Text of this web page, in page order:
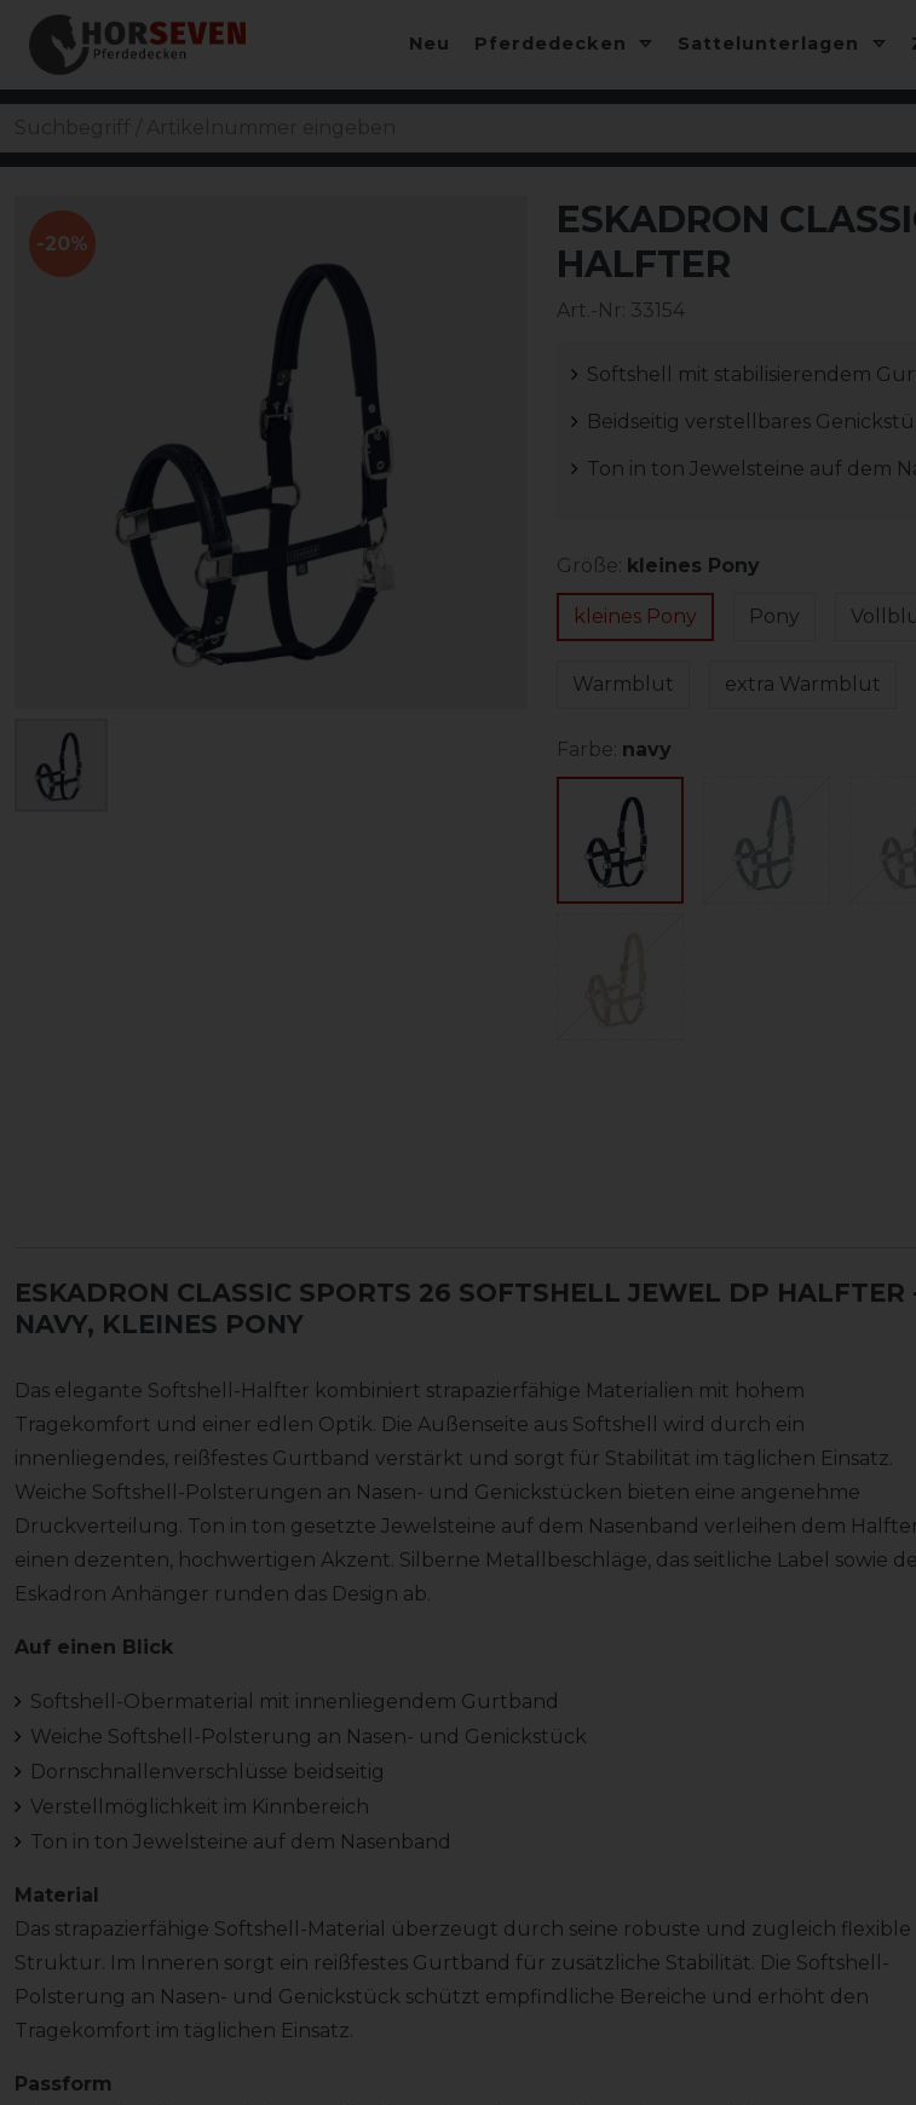
Neu Pferdedecken Sattelunterlagen
-20%
ESKADRON
HALFTER
Art.-Nr: 33154
Softshell mit stabilisierendem
Beidseitig verstellbares
Ton in ton Jewelsteine auf dem
Größe: kleines Pony
kleines Pony Pony
Warmblut extra Warmblut
Farbe: navy
ESKADRON CLASSIC SPORTS 26 SOFTSHELL JEWEL DP HALFTER
NAVY, KLEINES PONY
Das elegante Softshell-Halfter kombiniert strapazierfähige Materialien mit hohem
Tragekomfort und einer edlen Optik. Die Außenseite aus Softshell wird durch ein
innenliegendes, reißfestes Gurtband verstärkt und sorgt für Stabilität im täglichen Einsatz.
Weiche Softshell-Polsterungen an Nasen- und Genickstücken bieten eine angenehme
Druckverteilung. Ton in ton gesetzte Jewelsteine auf dem Nasenband verleihen dem
einen dezenten, hochwertigen Akzent. Silberne Metallbeschläge, das seitliche Label sowie
Eskadron Anhänger runden das Design ab.
Auf einen Blick
Softshell-Obermaterial mit innenliegendem Gurtband
Weiche Softshell-Polsterung an Nasen- und Genickstück
Dornschnallenverschlüsse beidseitig
Verstellmöglichkeit im Kinnbereich
Ton in ton Jewelsteine auf dem Nasenband
Material
Das strapazierfähige Softshell-Material überzeugt durch seine robuste und zugleich flexible
Struktur. Im Inneren sorgt ein reißfestes Gurtband für zusätzliche Stabilität. Die Softshell-
Polsterung an Nasen- und Genickstück schützt empfindliche Bereiche und erhöht den
Tragekomfort im täglichen Einsatz.
Passform